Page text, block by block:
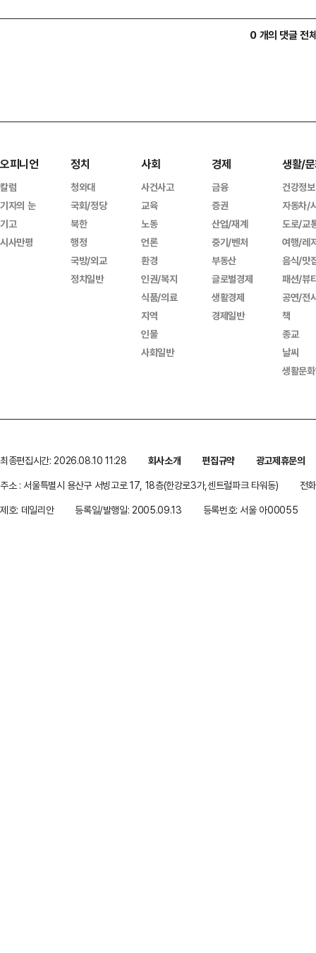
0 개의 댓글 전
오피니언
칼럼
기자의 눈
기고
시사만평
정치
청와대
국회/정당
북한
행정
국방/외교
정치일반
사회
사건사고
교육
노동
언론
환경
인권/복지
식품/의료
지역
인물
사회일반
경제
금융
증권
산업/재계
중기/벤처
부동산
글로벌경제
생활경제
경제일반
생활/
건강정보
자동차/
도로/교
여행/레
음식/맛
패션/뷰
공연/전
책
종교
날씨
생활문
최종편집시간: 2026.08.10 11:28 회사소개 편집규약
광고제휴문의
주소 : 서울특별시 용산구 서빙고로 17, 18층(한강로3가,센트럴파크 타워동)
전
제호: 데일리안
등록일/발행일: 2005.09.13 등록번호: 서울 아00055